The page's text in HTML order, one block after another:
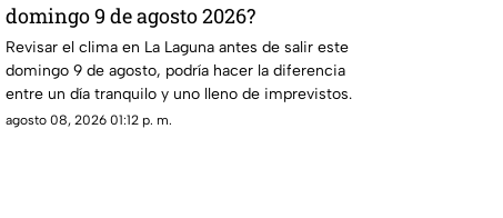
domingo 9 de agosto 2026?
Revisar el clima en La Laguna antes de salir este
domingo 9 de agosto, podría hacer la diferencia
entre un día tranquilo y uno lleno de imprevistos.
agosto 08, 2026 01:12 p. m.